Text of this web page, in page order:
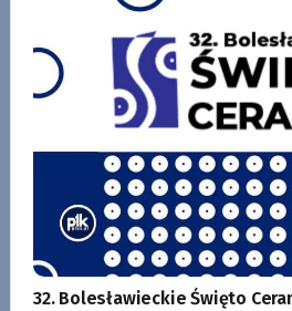
32. Bolesławieckie Święto